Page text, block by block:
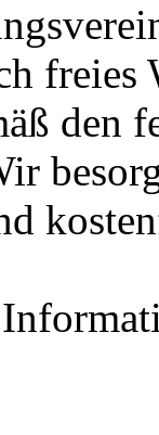
freies
den